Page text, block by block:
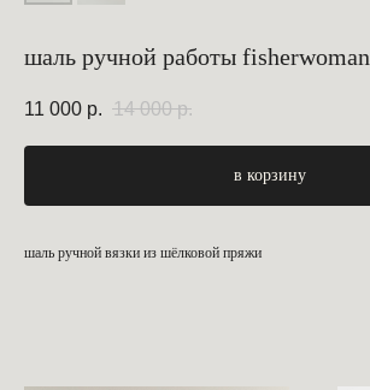
шаль ручной работы fisherwoman
11 000 р. 14 000 р.
в корзину
шаль ручной вязки из шёлковой пряжи